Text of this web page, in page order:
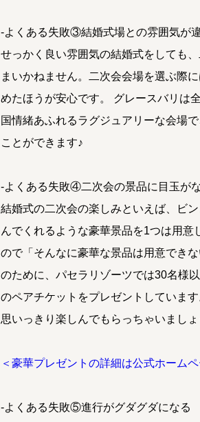
-よくある失敗③結婚式場との雰囲気が
せっかく良い雰囲気の結婚式をしても
まいかねません。二次会会場を選ぶ際
めたほうが安心です。 グレースバリは
国情緒あふれるラグジュアリーな会場
ことができます♪
-よくある失敗④二次会の景品に目玉が
結婚式の二次会の楽しみといえば、ビ
んでくれるような豪華景品を1つは用
ので「そんなに豪華な景品は用意でき
のために、パセラリゾーツでは30名様
のペアチケットをプレゼントしていま
思いっきり楽しんでもらっちゃいましょ
＜豪華プレゼントの詳細は公式ホーム
-よくある失敗⑤進行がグダグダになる